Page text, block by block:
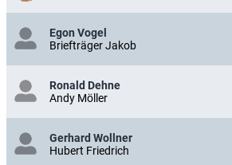
Egon Vogel
Briefträger Jakob
Ronald Dehne
Andy Möller
Gerhard Wollner
Hubert Friedrich